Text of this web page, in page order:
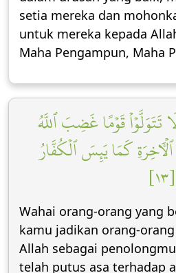
setia mereka dan
untuk mereka kepada
Maha Pengampun, Maha
تَتَوَلَّوۡاْ قَوۡمًا غَضِبَ ٱللَّهُ
كَمَا يَئِسَ ٱلۡكُفَّارُ
Wahai orang-orang yang
kamu jadikan orang-
Allah sebagai
telah putus asa terhadap